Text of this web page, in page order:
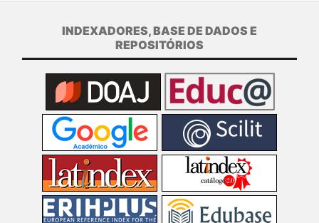
INDEXADORES, BASE DE DADOS E
REPOSITÓRIOS